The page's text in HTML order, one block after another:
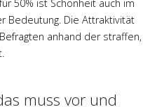
50% ist Schönheit auch im
Bedeutung. Die Attraktivität
anhand der straffen,
muss vor und